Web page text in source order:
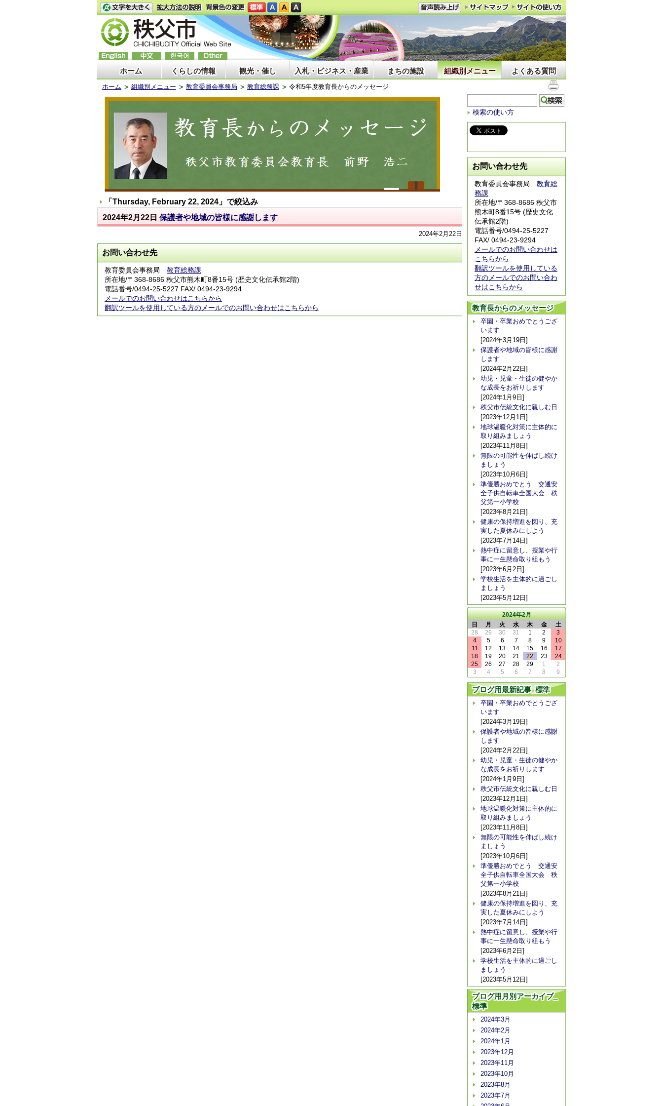
ホーム くらしの情報 観光・催し 入札・ビジネス・産業 まちの施設 組織別メニュー よくある質問
ホーム 組織別メニュー 教育委員会事務局 教育総務課 令和5年度教育長からのメッセージ
「 Thursday, February 22, 2024 」で絞込み
2024年2月22日 保護者や地域の皆様に感謝します
2024年2月22日
お問い合わせ先
教育委員会事務局 教育総務課
所在地/〒368-8686 秩父市熊木町8番15号 (歴史文化伝承館2階)
電話番号/0494-25-5227 FAX/ 0494-23-9294
メールでのお問い合わせはこちらから
翻訳ツールを使用している方のメールでのお問い合わせはこちらから
検索の使い方
お問い合わせ先
教育委員会事務局 教育総
務課
所在地/〒368-8686 秩父市
熊木町8番15号 (歴史文化
伝承館2階)
電話番号/0494-25-5227
FAX/ 0494-23-9294
メールでのお問い合わせは
こちらから
翻訳ツールを使用している
方のメールでのお問い合わ
せはこちらから
教育長からのメッセージ
卒園・卒業おめでとうござ
います
[2024年3月19日]
保護者や地域の皆様に感謝
します
[2024年2月22日]
幼児・児童・生徒の健やか
な成長をお祈りします
[2024年1月9日]
秩父市伝統文化に親しむ日
[2023年12月1日]
地球温暖化対策に主体的に
取り組みましょう
[2023年11月8日]
無限の可能性を伸ばし続け
ましょう
[2023年10月6日]
準優勝おめでとう 交通安
全子供自転車全国大会 秩
父第一小学校
[2023年8月21日]
健康の保持増進を図り、充
実した夏休みにしよう
[2023年7月14日]
熱中症に留意し、授業や行
事に一生懸命取り組もう
[2023年6月2日]
学校生活を主体的に過ごし
ましょう
[2023年5月12日]
2024年2月
日
月 火 水 木 金
土
28
29 30 31 1 2
3
4
5 6 7 8 9
10
11
12 13 14 15 16
17
18
19 20 21 22 23
24
25
26 27 28 29 1
2
3
4 5 6 7 8 9
ブログ用最新記事_標準
卒園・卒業おめでとうござ
います
[2024年3月19日]
保護者や地域の皆様に感謝
します
[2024年2月22日]
幼児・児童・生徒の健やか
な成長をお祈りします
[2024年1月9日]
秩父市伝統文化に親しむ日
[2023年12月1日]
地球温暖化対策に主体的に
取り組みましょう
[2023年11月8日]
無限の可能性を伸ばし続け
ましょう
[2023年10月6日]
準優勝おめでとう 交通安
全子供自転車全国大会 秩
父第一小学校
[2023年8月21日]
健康の保持増進を図り、充
実した夏休みにしよう
[2023年7月14日]
熱中症に留意し、授業や行
事に一生懸命取り組もう
[2023年6月2日]
学校生活を主体的に過ごし
ましょう
[2023年5月12日]
ブログ用月別アーカイブ_
標準
2024年3月
2024年2月
2024年1月
2023年12月
2023年11月
2023年10月
2023年8月
2023年7月